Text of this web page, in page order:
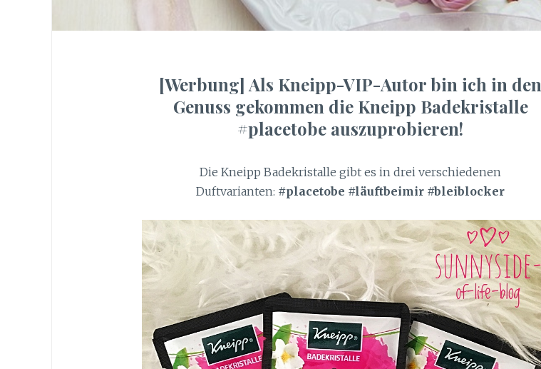
[Werbung] Als Kneipp-VIP-Autor bin ich in den
Genuss gekommen die Kneipp Badekristalle
#placetobe auszuprobieren!
Die Kneipp Badekristalle gibt es in drei verschiedenen
Duftvarianten: #placetobe #läuftbeimir #bleiblocker